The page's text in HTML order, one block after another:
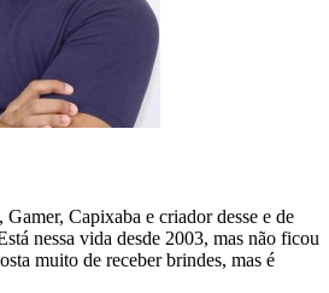
Capixaba e criador desse e de
nessa vida desde 2003, mas não ficou
muito de receber brindes, mas é